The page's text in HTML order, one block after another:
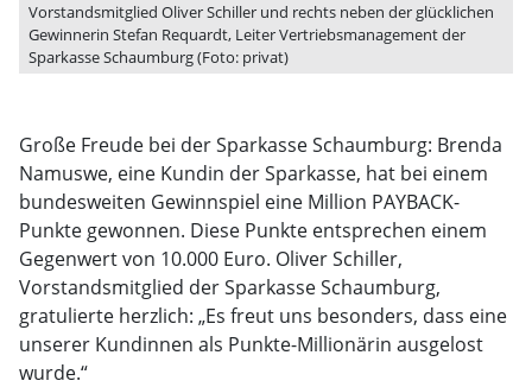
Vorstandsmitglied Oliver Schiller und rechts neben der glücklichen
Gewinnerin Stefan Requardt, Leiter Vertriebsmanagement der
Sparkasse Schaumburg (Foto: privat)
Große Freude bei der Sparkasse Schaumburg: Brenda
Namuswe, eine Kundin der Sparkasse, hat bei einem
bundesweiten Gewinnspiel eine Million PAYBACK-
Punkte gewonnen. Diese Punkte entsprechen einem
Gegenwert von 10.000 Euro. Oliver Schiller,
Vorstandsmitglied der Sparkasse Schaumburg,
gratulierte herzlich: „Es freut uns besonders, dass eine
unserer Kundinnen als Punkte-Millionärin ausgelost
wurde.“